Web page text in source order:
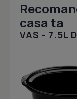
casa ta
VAS - 7.5L